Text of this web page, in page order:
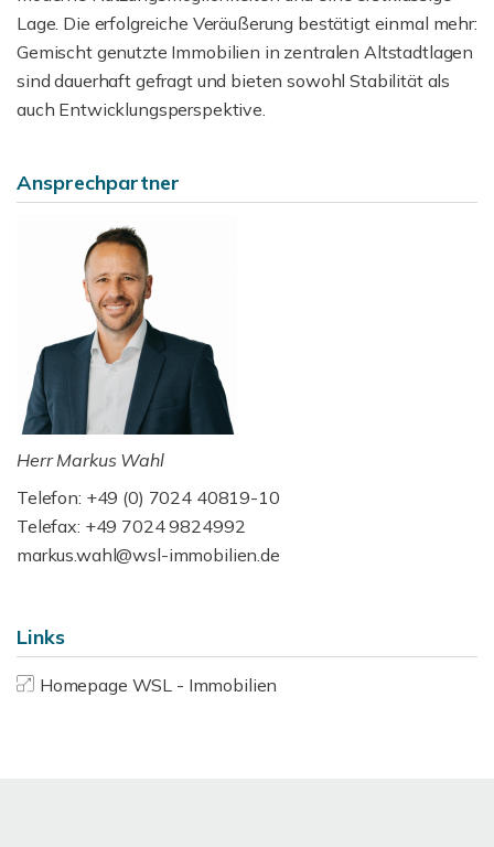
Lage. Die erfolgreiche Veräußerung bestätigt einmal mehr:
Gemischt genutzte Immobilien in zentralen Altstadtlagen
sind dauerhaft gefragt und bieten sowohl Stabilität als
auch Entwicklungsperspektive.
Ansprechpartner
Herr Markus Wahl
Telefon: +49 (0) 7024 40819-10
Telefax: +49 7024 9824992
markus.wahl@wsl-immobilien.de
Links
Homepage WSL - Immobilien